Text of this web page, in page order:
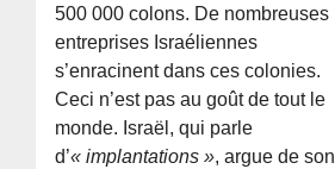
500 000 colons. De nombreuses
entreprises Israéliennes
s’enracinent dans ces colonies.
Ceci n’est pas au goût de tout le
monde. Israël, qui parle
d’« implantations », argue de son